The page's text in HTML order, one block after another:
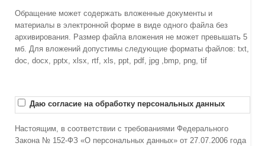
Обращение может содержать вложенные документы и
материалы в электронной форме в виде одного файла без
архивирования. Размер файла вложения не может превышать 5
мб. Для вложений допустимы следующие форматы файлов: txt,
doc, docx, pptx, xlsx, rtf, xls, ppt, pdf, jpg ,bmp, png, tif
Даю согласие на обработку персональных данных
Настоящим, в соответствии с требованиями Федерального
Закона № 152-ФЗ «О персональных данных» от 27.07.2006 года